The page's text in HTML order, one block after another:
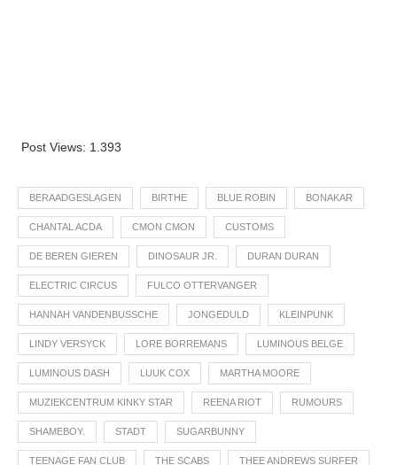
Post Views: 1.393
BERAADGESLAGEN BIRTHE BLUE ROBIN BONAKAR
CHANTAL ACDA CMON CMON CUSTOMS
DE BEREN GIEREN DINOSAUR JR. DURAN DURAN
ELECTRIC CIRCUS FULCO OTTERVANGER
HANNAH VANDENBUSSCHE JONGEDULD KLEINPUNK
LINDY VERSYCK LORE BORREMANS LUMINOUS BELGE
LUMINOUS DASH LUUK COX MARTHA MOORE
MUZIEKCENTRUM KINKY STAR REENA RIOT RUMOURS
SHAMEBOY. STADT SUGARBUNNY
TEENAGE FAN CLUB THE SCABS THEE ANDREWS SURFER